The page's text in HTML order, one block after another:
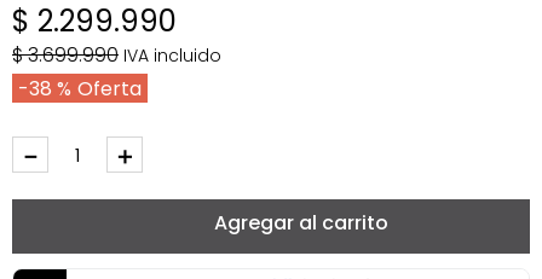
$ 2.299.990
$3.699.990 IVA incluido
38 %
＋
－
Agregar al carrito